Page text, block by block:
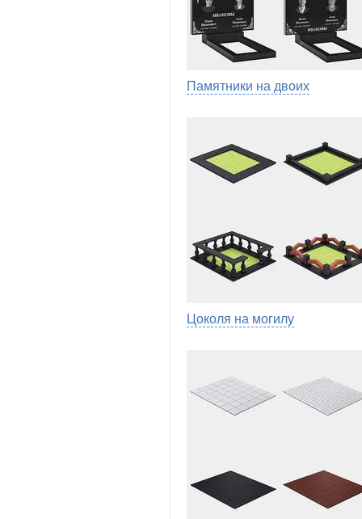
Памятники на двоих
Цоколя на могилу